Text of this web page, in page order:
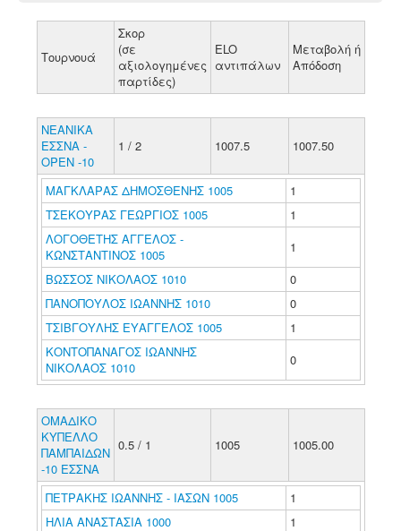
Τουρνουά
Σκορ
(σε
αξιολογημένες
παρτίδες)
ELO
αντιπάλων
Μεταβολή ή
Απόδοση
ΝΕΑΝΙΚΑ
ΕΣΣΝΑ -
ΟΡΕΝ -10
1 / 2 1007.5 1007.50
ΜΑΓΚΛΑΡΑΣ ΔΗΜΟΣΘΕΝΗΣ 1005
1
ΤΣΕΚΟΥΡΑΣ ΓΕΩΡΓΙΟΣ 1005
1
ΛΟΓΟΘΕΤΗΣ ΑΓΓΕΛΟΣ -
ΚΩΝΣΤΑΝΤΙΝΟΣ 1005
1
ΒΩΣΣΟΣ ΝΙΚΟΛΑΟΣ 1010
0
ΠΑΝΟΠΟΥΛΟΣ ΙΩΑΝΝΗΣ 1010
0
ΤΣΙΒΓΟΥΛΗΣ ΕΥΑΓΓΕΛΟΣ 1005
1
ΚΟΝΤΟΠΑΝΑΓΟΣ ΙΩΑΝΝΗΣ
ΝΙΚΟΛΑΟΣ 1010
0
ΟΜΑΔΙΚΟ
ΚΥΠΕΛΛΟ
ΠΑΜΠΑΙΔΩΝ
-10 ΕΣΣΝΑ
0.5 / 1 1005 1005.00
ΠΕΤΡΑΚΗΣ ΙΩΑΝΝΗΣ - ΙΑΣΩΝ 1005
1
ΗΛΙΑ ΑΝΑΣΤΑΣΙΑ 1000
1